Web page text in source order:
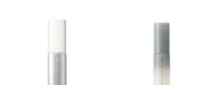
透スピードがアップ(*5)し、浸透し
促進し、年齢とともに刻まれる深い
悩みのシワを改善しながら、過剰な
メラニン生成を防ぎ未来のシミ・ソ
バカスを予防します。さらに独自研
されるはずだった原料や資源を「ア
めるような加工を行う）」。不要と
されるものを生まれ変わらせて新し
いパワーを引き出し、サイエンスの